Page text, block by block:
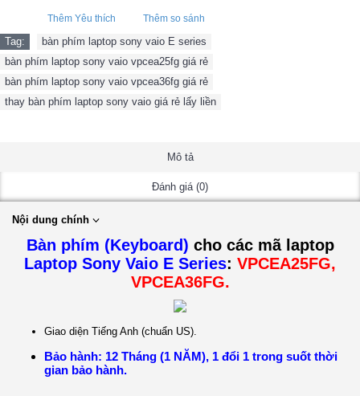
Thêm Yêu thích Thêm so sánh
Tag: bàn phím laptop sony vaio E series
bàn phím laptop sony vaio vpcea25fg giá rẻ
bàn phím laptop sony vaio vpcea36fg giá rẻ
thay bàn phím laptop sony vaio giá rẻ lấy liền
Mô tả
Đánh giá (0)
Nội dung chính
Bàn phím (Keyboard) cho các mã laptop
Laptop Sony Vaio E Series: VPCEA25FG,
VPCEA36FG.
Giao diện Tiếng Anh (chuẩn US).
Bảo hành: 12 Tháng (1 NĂM), 1 đổi 1 trong suốt thời
gian bảo hành.